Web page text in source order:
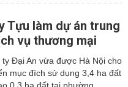
Tựu làm dự án trung
vụ thương mại
ty Đại An vừa được Hà Nội cho
mục đích sử dụng 3,4 ha đất